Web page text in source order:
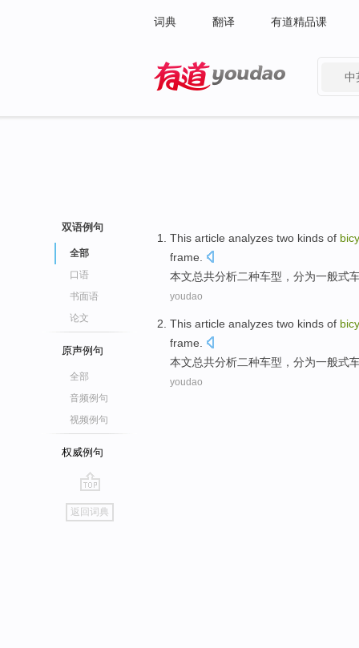
词典 翻译 有道精品课
中
双语例句
全部
口语
书面语
论文
原声例句
全部
音频例句
视频例句
权威例句
go
top
返回词典
This article analyzes two kinds of
frame.
本文总共分析二种车型 ，分为一般式
youdao
This article analyzes two kinds of
frame.
本文总共分析二种车型 ，分为一般式
youdao